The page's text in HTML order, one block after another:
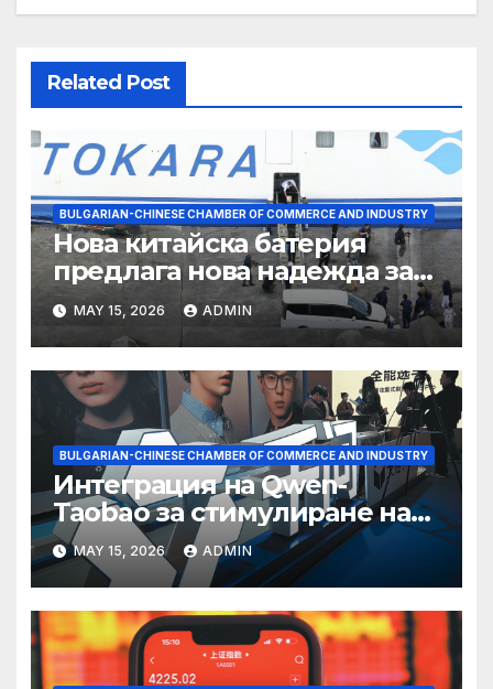
Related Post
BULGARIAN-CHINESE CHAMBER OF COMMERCE AND INDUSTRY
Нова китайска батерия
предлага нова надежда за
съхранение на водород
MAY 15, 2026 ADMIN
BULGARIAN-CHINESE CHAMBER OF COMMERCE AND INDUSTRY
Интеграция на Qwen-
Taobao за стимулиране на
пазаруването 618
MAY 15, 2026 ADMIN